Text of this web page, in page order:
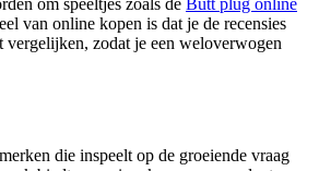
om speeltjes zoals de Butt plug online
van online kopen is dat je de recensies
vergelijken, zodat je een weloverwogen
die inspeelt op de groeiende vraag